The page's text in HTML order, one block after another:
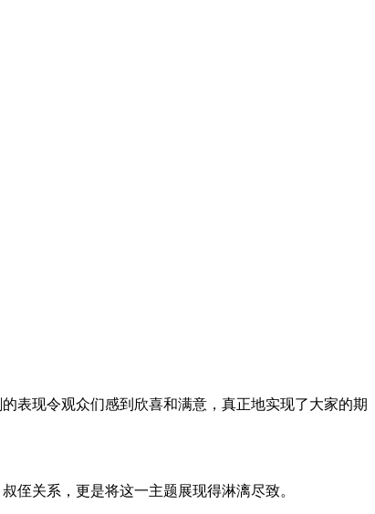
表现令观众们感到欣喜和满意，真正地实现了大家的期
侄关系，更是将这一主题展现得淋漓尽致。